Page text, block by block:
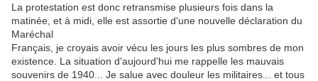
La protestation est donc retransmise plusieurs fois dans la
matinée, et à midi, elle est assortie d'une nouvelle déclaration du
Maréchal
Français, je croyais avoir vécu les jours les plus sombres de mon
existence. La situation d'aujourd'hui me rappelle les mauvais
souvenirs de 1940... Je salue avec douleur les militaires... et tous